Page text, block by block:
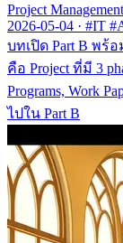
Project Management
2026-05-04 · #IT
บทเปิด Part B พร้อ
คือ Project ที่มี 3
Programs, Work
ไปใน Part B